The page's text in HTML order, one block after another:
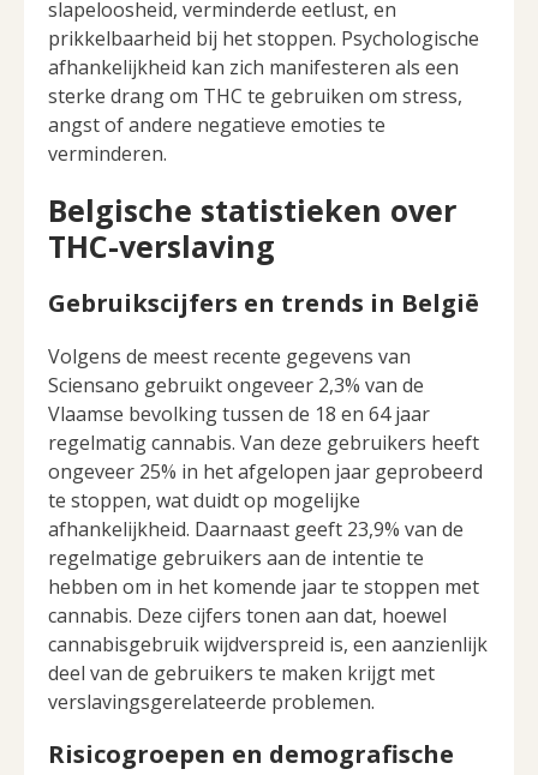
slapeloosheid, verminderde eetlust, en
prikkelbaarheid bij het stoppen. Psychologische
afhankelijkheid kan zich manifesteren als een
sterke drang om THC te gebruiken om stress,
angst of andere negatieve emoties te
verminderen.
Belgische statistieken over
THC-verslaving
Gebruikscijfers en trends in België
Volgens de meest recente gegevens van
Sciensano gebruikt ongeveer 2,3% van de
Vlaamse bevolking tussen de 18 en 64 jaar
regelmatig cannabis. Van deze gebruikers heeft
ongeveer 25% in het afgelopen jaar geprobeerd
te stoppen, wat duidt op mogelijke
afhankelijkheid. Daarnaast geeft 23,9% van de
regelmatige gebruikers aan de intentie te
hebben om in het komende jaar te stoppen met
cannabis. Deze cijfers tonen aan dat, hoewel
cannabisgebruik wijdverspreid is, een aanzienlijk
deel van de gebruikers te maken krijgt met
verslavingsgerelateerde problemen.
Risicogroepen en demografische